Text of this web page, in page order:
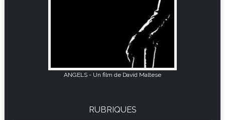
ANGELS - Un film de David Maltese
RUBRIQUES